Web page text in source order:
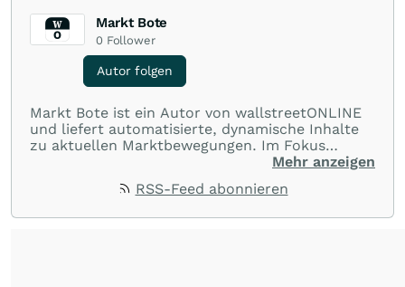
Markt Bote
0 Follower
Autor folgen
Markt Bote ist ein Autor von wallstreetONLINE
und liefert automatisierte, dynamische Inhalte
zu aktuellen Marktbewegungen. Im Fokus
stehen Tops und Flops, Branchentrends und
Rohstoffe oder Krypto – die Beiträge sind kurz,
Mehr anzeigen
RSS-Feed abonnieren